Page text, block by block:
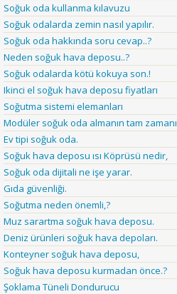
Soğuk oda kullanma kılavuzu
Soğuk odalarda zemin nasıl yapılır.
Soğuk oda hakkında soru cevap..?
Neden soğuk hava deposu..?
Soğuk odalarda kötü kokuya son.!
Ikinci el soğuk hava deposu fiyatları
Soğutma sistemi elemanları
Modüler soğuk oda almanın tam zamanı
Ev tipi soğuk oda.
Soğuk hava deposu ısı Köprüsü nedir,
Soğuk oda dijitali ne işe yarar.
Gıda güvenliği.
Soğutma neden önemli,?
Muz sarartma soğuk hava deposu.
Deniz ürünleri soğuk hava depoları.
Konteyner soğuk hava deposu,
Soğuk hava deposu kurmadan önce.?
Şoklama Tüneli Dondurucu